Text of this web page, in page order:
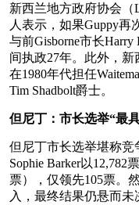
新西兰地方政府协会（
人表示，如果Guppy
与前Gisborne市长
间执政27年。此外，
在1980年代担任
Tim Shadbolt爵士。
但尼丁：市长选举“最
但尼丁市长选举堪称竞
Sophie Barker以12,782
票），仅领先105票。
入，最终结果仍悬而未